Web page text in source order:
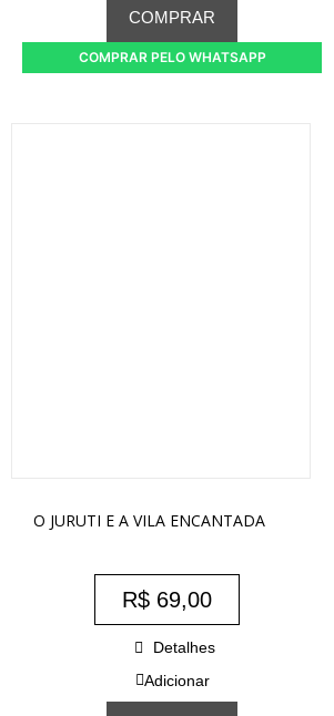
COMPRAR
COMPRAR PELO WHATSAPP
O JURUTI E A VILA ENCANTADA
R$69,00
Detalhes
Adicionar